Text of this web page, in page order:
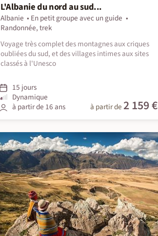
L'Albanie du nord au sud...
Albanie
En petit groupe avec un guide
Randonnée, trek
Voyage très complet des montagnes aux criques
oubliées du sud, et des villages intimes aux sites
classés à l'Unesco
15 jours
Dynamique
à partir de 16 ans
à partir de 2 159 €